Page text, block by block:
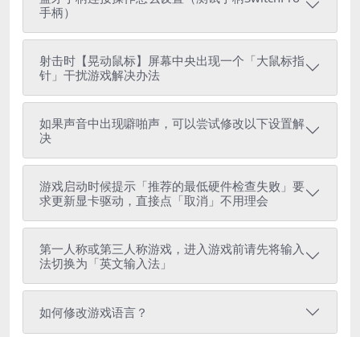
手柄）
射击时【晃动鼠标】屏幕中央出现一个「大鼠标指
针」干扰游戏解决办法
如果声音中出现噼啪声，可以尝试修改以下设置解
决
游戏启动时候提示「推荐的最低硬件检查失败」要
求更新显卡驱动，直接点「取消」不用理会
第一人称或第三人称游戏，进入游戏前请先将输入
法切换为「英文输入法」
如何修改游戏语言？